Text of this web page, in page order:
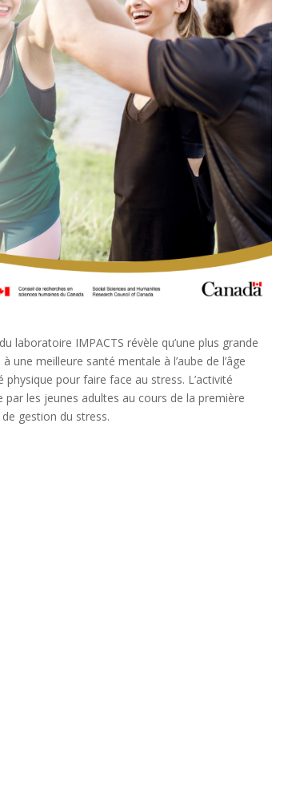
laboratoire IMPACTS révèle qu’une plus grande
une meilleure santé mentale à l’aube de l’âge
physique pour faire face au stress. L’activité
les jeunes adultes au cours de la première
gestion du stress.